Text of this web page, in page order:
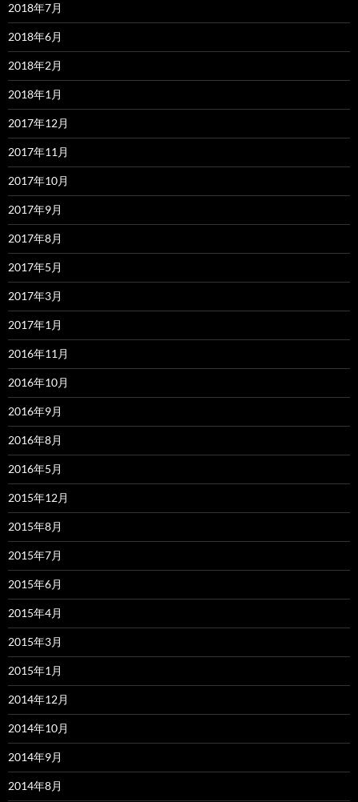
2018年7月
2018年6月
2018年2月
2018年1月
2017年12月
2017年11月
2017年10月
2017年9月
2017年8月
2017年5月
2017年3月
2017年1月
2016年11月
2016年10月
2016年9月
2016年8月
2016年5月
2015年12月
2015年8月
2015年7月
2015年6月
2015年4月
2015年3月
2015年1月
2014年12月
2014年10月
2014年9月
2014年8月